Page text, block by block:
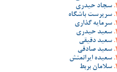
سجاد حیدری
سرپرست باشگاه
سرمایه گذاری
سعید حیدری
سعید دقیقی
سعید صادقی
سعیده ایرانمنش
سلامان بربط